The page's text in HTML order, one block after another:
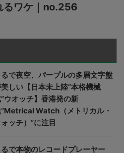
るワケ｜no.256
るで夜空、パープルの多層文字盤
しい【日本未上陸“本格機械
ウオッチ】香港発の新
Watch（メトリカル・
ォッチ）”に注目
るで本物のレコードプレーヤー